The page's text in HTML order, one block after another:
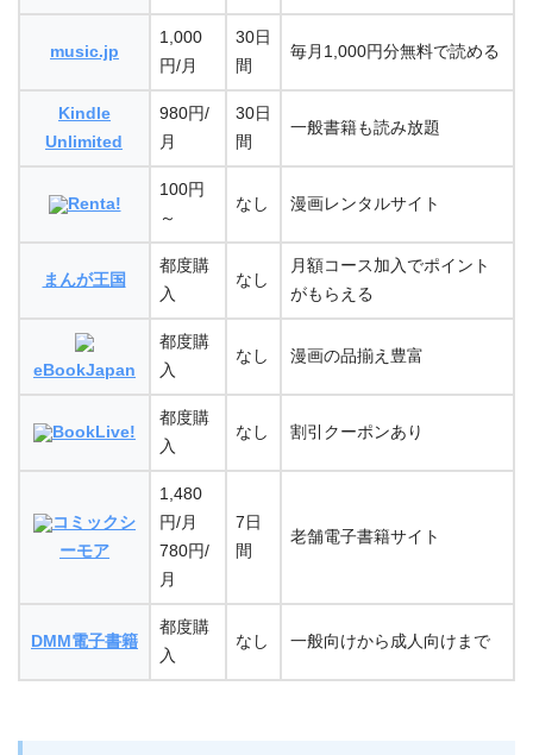
music.jp
1,000
円/月
30日
間
毎月1,000円分無料で読める
Kindle
Unlimited
980円/
月
30日
間
一般書籍も読み放題
Renta!
100円
～
なし 漫画レンタルサイト
まんが王国
都度購
入
なし
月額コース加入でポイント
がもらえる
eBookJapan
都度購
入
なし 漫画の品揃え豊富
BookLive!
都度購
入
なし 割引クーポンあり
コミックシ
ーモア
1,480
円/月
780円/
月
7日
間
老舗電子書籍サイト
DMM電子書籍
都度購
入
なし 一般向けから成人向けまで